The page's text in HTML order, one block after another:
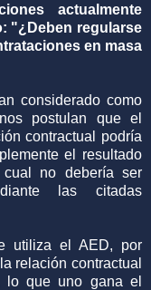
actualmente
"¿Deben regularse
en masa
considerado como
postulan que el
contractual podría
el resultado
no debería ser
las citadas
utiliza el AED, por
relación contractual
lo que uno gana el